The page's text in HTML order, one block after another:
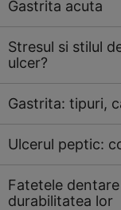
Gastrita acuta
Stresul si stilul
ulcer?
Gastrita: tipuri,
Ulcerul peptic:
Fatetele
durabilitatea lor